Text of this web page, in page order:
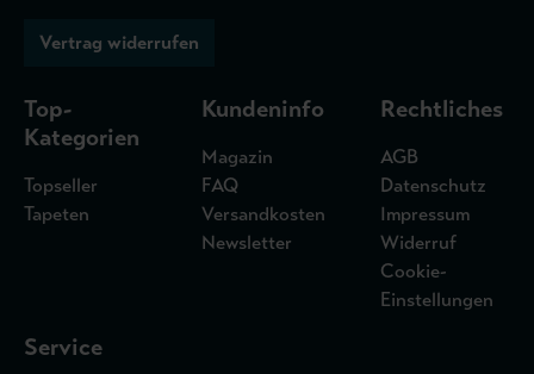
Vertrag widerrufen
Top-
Kategorien
Topseller
Tapeten
Kundeninfo
Magazin
FAQ
Versandkosten
Newsletter
Rechtliches
AGB
Datenschutz
Impressum
Widerruf
Cookie-
Einstellungen
Service